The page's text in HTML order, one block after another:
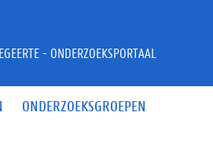
ONDERZOEKSGROEPEN
- ONDERZOEKSPORTAAL